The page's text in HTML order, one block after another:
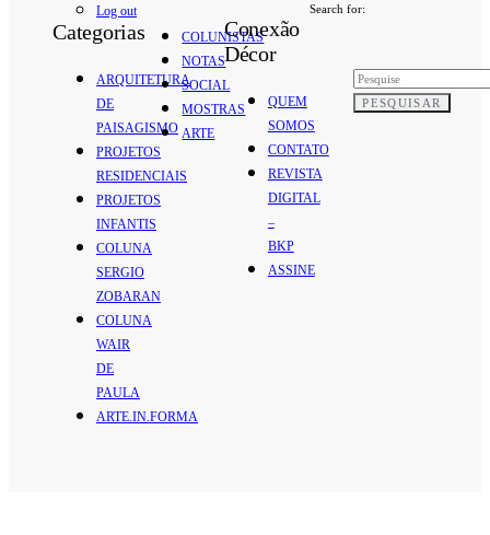
Log out
Categorias
ARQUITETURA
DE
PAISAGISMO
PROJETOS
RESIDENCIAIS
PROJETOS
INFANTIS
COLUNA
SERGIO
ZOBARAN
COLUNA
WAIR
DE
PAULA
ARTE.IN.FORMA
COLUNISTAS
NOTAS
SOCIAL
MOSTRAS
ARTE
Conexão
Décor
QUEM
SOMOS
CONTATO
REVISTA
DIGITAL
–
BKP
ASSINE
Search for:
PESQUISAR